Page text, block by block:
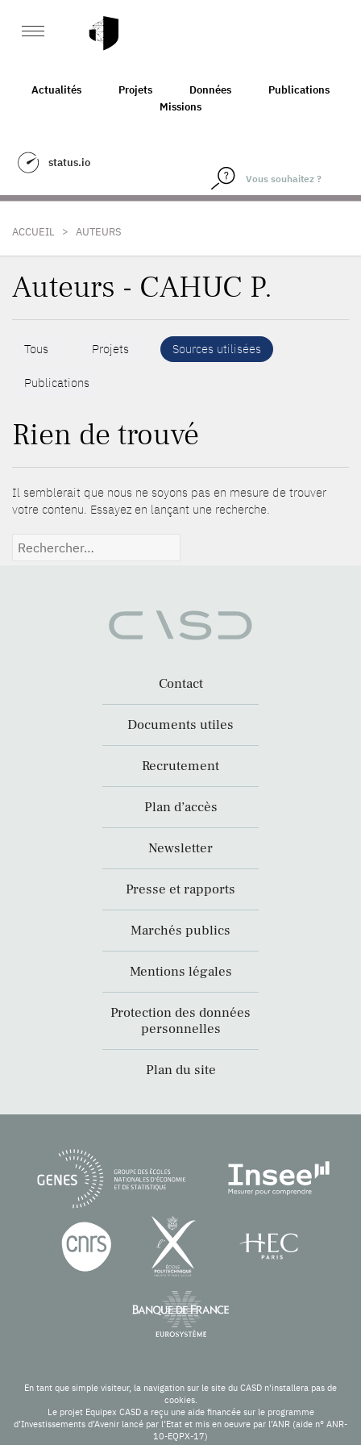
Actualités Projets Données
Publications
Missions
status.io
ACCUEIL > AUTEURS
Auteurs - CAHUC P.
Tous Projets Sources utilisées
Publications
Rien de trouvé
Il semblerait que nous ne soyons pas en mesure de trouver
votre contenu. Essayez en lançant une recherche.
Rechercher :
Contact
Documents utiles
Recrutement
Plan d’accès
Newsletter
Presse et rapports
Marchés publics
Mentions légales
Protection des données
personnelles
Plan du site
En tant que simple visiteur, la navigation sur le site du CASD n'installera pas de
cookies.
Le projet Equipex CASD a reçu une aide financée sur le programme
d’Investissements d’Avenir lancé par l’Etat et mis en oeuvre par l’ANR (aide n° ANR-
10-EQPX-17)